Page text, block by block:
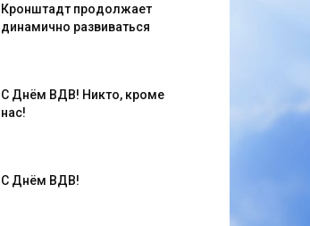
Кронштадт продолжает
динамично развиваться
С Днём ВДВ! Никто, кроме
нас!
С Днём ВДВ!